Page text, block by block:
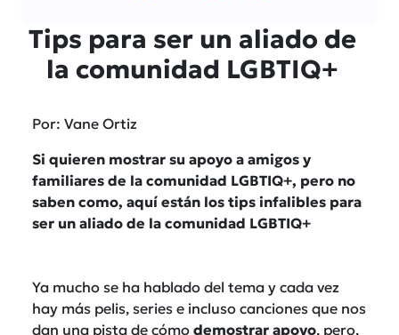
Tips para ser un aliado de
la comunidad LGBTIQ+
Por: Vane Ortiz
Si quieren mostrar su apoyo a amigos y
familiares de la comunidad LGBTIQ+, pero no
saben como, aquí están los tips infalibles para
ser un aliado de la comunidad LGBTIQ+
Ya mucho se ha hablado del tema y cada vez
hay más pelis, series e incluso canciones que nos
dan una pista de cómo demostrar apoyo, pero,